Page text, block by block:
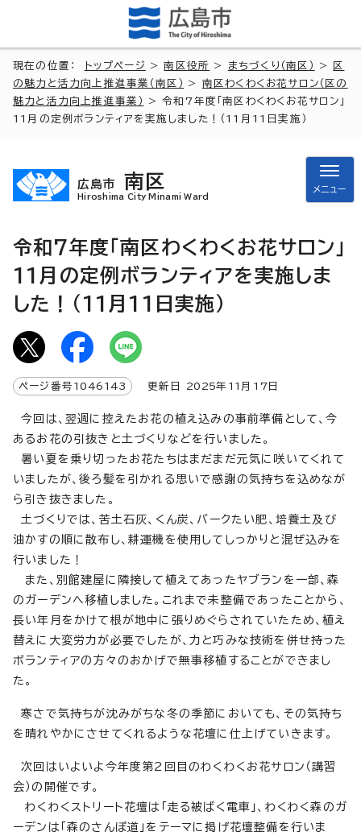
現在の位置： トップページ >南区役所 > まちづくり（南区） >
区
の魅力と活力向上推進事業（南区）
> 南区わくわくお花サロン（区の
魅力と活力向上推進事業）
> 令和7年度「南区わくわくお花サロン」
11月の定例ボランティアを実施しました！（11月11日実施）
広島市 南区
Hiroshima City Minami Ward
メニュー
令和7年度「南区わくわくお花サロン」
11月の定例ボランティアを実施しま
した！（11月11日実施）
ページ番号 1046143 更新日 2025年 11 月 17 日
今回は、翌週に控えたお花の植え込みの事前準備として、今
あるお花の引抜きと土づくりなどを行いました。
暑い夏を乗り切ったお花たちはまだまだ元気に咲いてくれて
いましたが、後ろ髪を引かれる思いで感謝の気持ちを込めなが
ら引き抜きました。
土づくりでは、苦土石灰、くん炭、バークたい肥、培養土及び
油かすの順に散布し、耕運機を使用してしっかりと混ぜ込みを
行いました！
また、別館建屋に隣接して植えてあったヤブランを一部、森
のガーデンへ移植しました。これまで未整備であったことから、
長い年月をかけて根が地中に張りめぐらされていたため、植え
替えに大変労力が必要でしたが、力と巧みな技術を併せ持った
ボランティアの方々のおかげで無事移植することができまし
た。
寒さで気持ちが沈みがちな冬の季節においても、その気持ち
を晴れやかにさせてくれるような花壇に仕上げていきます。
次回はいよいよ今年度第2回目のわくわくお花サロン（講習
会）の開催です。
わくわくストリート花壇は「走る被ばく電車」、わくわく森のガ
ーデンは「森のさんぽ道」をテーマに掲げ花壇整備を行いま